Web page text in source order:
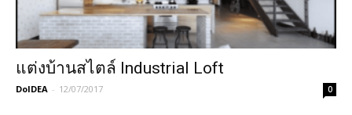
แต่งบ้านสไตล์ Industrial Loft
DoIDEA - 12/07/2017 0